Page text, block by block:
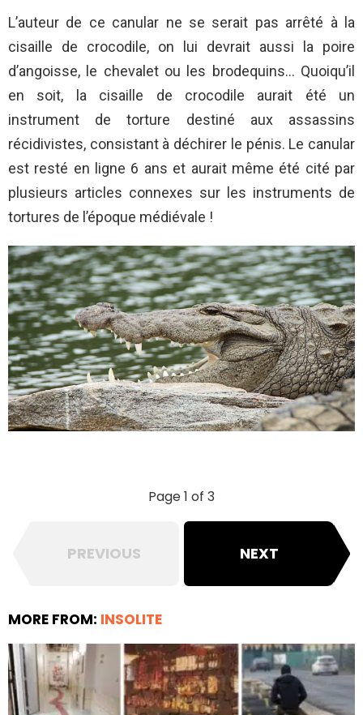
L’auteur de ce canular ne se serait pas arrêté à la
cisaille de crocodile, on lui devrait aussi la poire
d’angoisse, le chevalet ou les brodequins… Quoiqu’il
en soit, la cisaille de crocodile aurait été un
instrument de torture destiné aux assassins
récidivistes, consistant à déchirer le pénis. Le canular
est resté en ligne 6 ans et aurait même été cité par
plusieurs articles connexes sur les instruments de
tortures de l’époque médiévale !
Page 1 of 3
PREVIOUS NEXT
MORE FROM: INSOLITE